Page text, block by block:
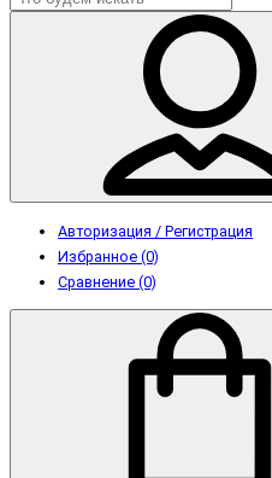
Авторизация / Регистрация
Избранное (0)
Сравнение (0)